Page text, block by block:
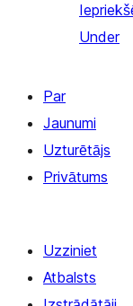
Under
Par
Jaunumi
Uzturētājs
Privātums
Uzziniet
Atbalsts